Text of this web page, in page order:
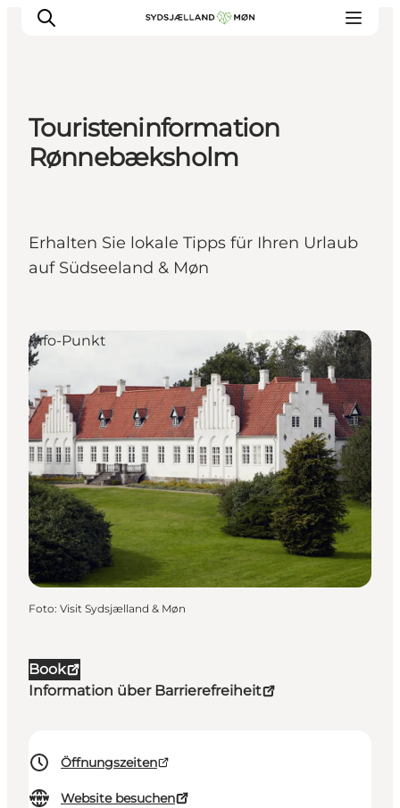
Erleben
Unterkunft
Reise planen
Touristeninformation
Rønnebæksholm
Erhalten Sie lokale Tipps für Ihren Urlaub
auf Südseeland & Møn
Book
Information über Barrierefreiheit
Öffnungszeiten
Website besuchen
Info-Punkt
Foto: Visit Sydsjælland & Møn